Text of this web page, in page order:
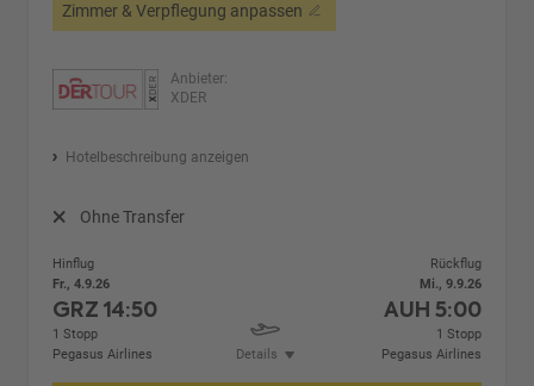
Zimmer & Verpflegung anpassen
Anbieter:
XDER
Hotelbeschreibung anzeigen
Ohne Transfer
Hinflug
Fr., 4.9.26
GRZ14:50
1 Stopp
Pegasus Airlines
Details
Rückflug
Mi., 9.9.26
AUH 5:00
1 Stopp
Pegasus Airlines